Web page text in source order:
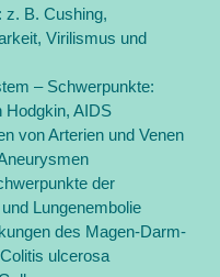
z. B. Cushing,
Virilismus und
– Schwerpunkte:
Hodgkin, AIDS
von Arterien und Venen
der
Lungenembolie
des Magen-Darm-
ulcerosa